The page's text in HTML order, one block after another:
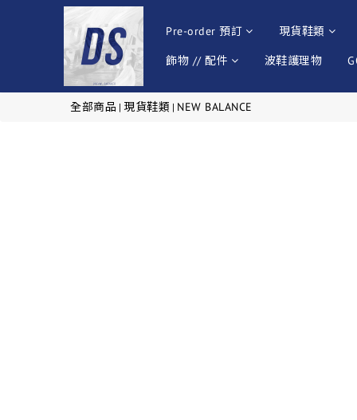
Pre-order 預訂 現貨鞋類
飾物 // 配件 波鞋護理物
全部商品 | 現貨鞋類 | NEW BALANCE